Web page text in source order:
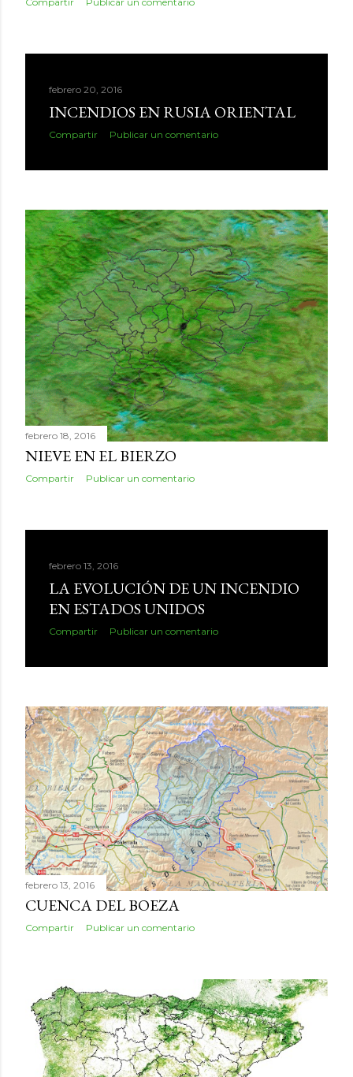
febrero 20, 2016
INCENDIOS EN RUSIA ORIENTAL
Compartir Publicar un comentario
febrero 18, 2016
NIEVE EN EL BIERZO
Compartir Publicar un comentario
febrero 13, 2016
LA EVOLUCIÓN DE UN INCENDIO
EN ESTADOS UNIDOS
Compartir Publicar un comentario
febrero 13, 2016
CUENCA DEL BOEZA
Compartir Publicar un comentario